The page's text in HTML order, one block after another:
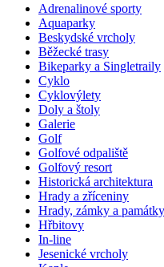
Adrenalinové sporty
Aquaparky
Beskydské vrcholy
Běžecké trasy
Bikeparky a Singletraily
Cyklo
Cyklovýlety
Doly a štoly
Galerie
Golf
Golfové odpaliště
Golfový resort
Historická architektura
Hrady a zříceniny
Hrady, zámky a památky
Hřbitovy
In-line
Jesenické vrcholy